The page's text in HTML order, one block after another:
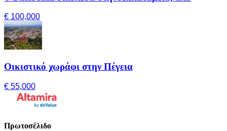
€ 100,000
Οικιστικό χωράφι στην Πέγεια
€ 55,000
Πρωτοσέλιδο